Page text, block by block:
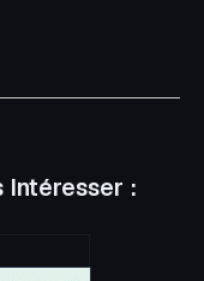
Intéresser :